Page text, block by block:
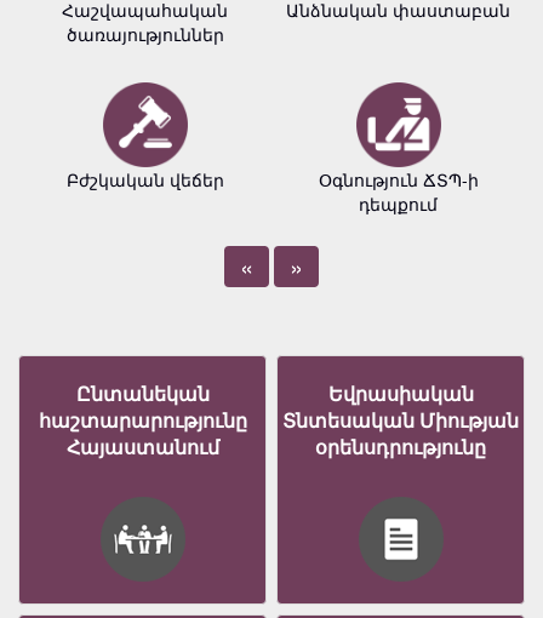
Հաշվապահական
ծառայություններ
Բժշկական վեճեր
Անձնական փաստաբան
Օգնություն ՃՏՊ-ի
դեպքում
« »
Ընտանեկան
հաշտարարությունը
Հայաստանում
Եվրասիական
Տնտեսական Միության
օրենսդրությունը